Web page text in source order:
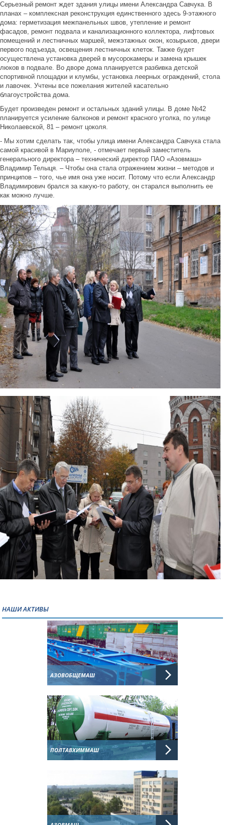
Серьезный ремонт ждет здания улицы имени Александра Савчука. В
планах – комплексная реконструкция единственного здесь 9-этажного
дома: герметизация межпанельных швов, утепление и ремонт
фасадов, ремонт подвала и канализационного коллектора, лифтовых
помещений и лестничных маршей, межэтажных окон, козырьков, двери
первого подъезда, освещения лестничных клеток. Также будет
осуществлена установка дверей в мусорокамеры и замена крышек
люков в подвале. Во дворе дома планируется разбивка детской
спортивной площадки и клумбы, установка леерных ограждений, стола
и лавочек. Учтены все пожелания жителей касательно
благоустройства дома.
Будет произведен ремонт и остальных зданий улицы. В доме №42
планируется усиление балконов и ремонт красного уголка, по улице
Николаевской, 81 – ремонт цоколя.
- Мы хотим сделать так, чтобы улица имени Александра Савчука стала
самой красивой в Мариуполе, - отмечает первый заместитель
генерального директора – технический директор ПАО «Азовмаш»
Владимир Телыця. – Чтобы она стала отражением жизни – методов и
принципов – того, чье имя она уже носит. Потому что если Александр
Владимирович брался за какую-то работу, он старался выполнить ее
как можно лучше.
НАШИ АКТИВЫ
АЗОВОБЩЕМАШ
ПОЛТАВХИММАШ